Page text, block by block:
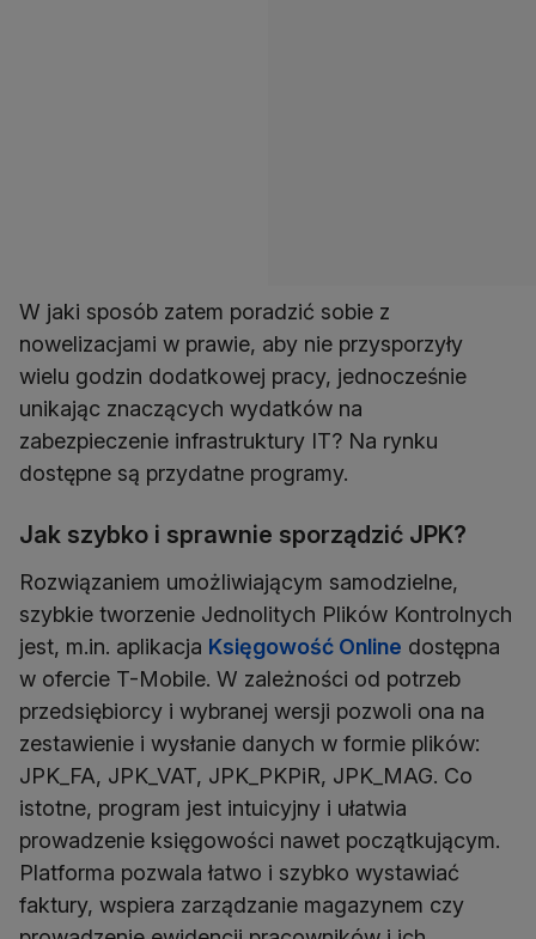
W jaki sposób zatem poradzić sobie z
nowelizacjami w prawie, aby nie przysporzyły
wielu godzin dodatkowej pracy, jednocześnie
unikając znaczących wydatków na
zabezpieczenie infrastruktury IT? Na rynku
dostępne są przydatne programy.
Jak szybko i sprawnie sporządzić JPK?
Rozwiązaniem umożliwiającym samodzielne,
szybkie tworzenie Jednolitych Plików Kontrolnych
jest, m.in. aplikacja Księgowość Online dostępna
w ofercie T-Mobile. W zależności od potrzeb
przedsiębiorcy i wybranej wersji pozwoli ona na
zestawienie i wysłanie danych w formie plików:
JPK_FA, JPK_VAT, JPK_PKPiR, JPK_MAG. Co
istotne, program jest intuicyjny i ułatwia
prowadzenie księgowości nawet początkującym.
Platforma pozwala łatwo i szybko wystawiać
faktury, wspiera zarządzanie magazynem czy